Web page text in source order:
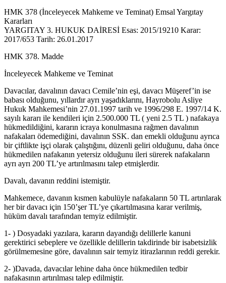
HMK 378 (İnceleyecek Mahkeme ve Teminat) Emsal Yargıtay
Kararları
YARGITAY 3. HUKUK DAİRESİ Esas: 2015/19210 Karar:
2017/653 Tarih: 26.01.2017
HMK 378. Madde
İnceleyecek Mahkeme ve Teminat
Davacılar, davalının davacı Cemile’nin eşi, davacı Müşeref’in ise
babası olduğunu, yıllardır ayrı yaşadıklarını, Hayrobolu Asliye
Hukuk Mahkemesi’nin 27.01.1997 tarih ve 1996/298 E. 1997/14 K.
sayılı kararı ile kendileri için 2.500.000 TL ( yeni 2.5 TL ) nafakaya
hükmedildiğini, kararın icraya konulmasına rağmen davalının
nafakaları ödemediğini, davalının SSK. dan emekli olduğunu ayrıca
bir çiftlikte işçi olarak çalıştığını, düzenli geliri olduğunu, daha önce
hükmedilen nafakanın yetersiz olduğunu ileri sürerek nafakaların
ayrı ayrı 200 TL’ye artırılmasını talep etmişlerdir.
Davalı, davanın reddini istemiştir.
Mahkemece, davanın kısmen kabulüyle nafakaların 50 TL artırılarak
her bir davacı için 150’şer TL’ye çıkartılmasına karar verilmiş,
hüküm davalı tarafından temyiz edilmiştir.
1- ) Dosyadaki yazılara, kararın dayandığı delillerle kanuni
gerektirici sebeplere ve özellikle delillerin takdirinde bir isabetsizlik
görülmemesine göre, davalının sair temyiz itirazlarının reddi gerekir.
2- )Davada, davacılar lehine daha önce hükmedilen tedbir
nafakasının artırılması talep edilmiştir.